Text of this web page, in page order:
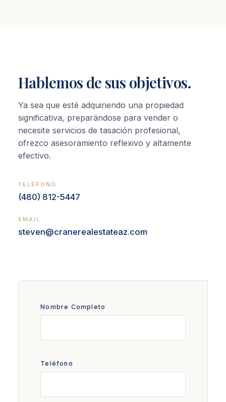
Hablemos de sus objetivos.
Ya sea que esté adquiriendo una propiedad
significativa, preparándose para vender o
necesite servicios de tasación profesional,
ofrezco asesoramiento reflexivo y altamente
efectivo.
TELÉFONO
(480) 812-5447
EMAIL
steven@cranerealestateaz.com
Nombre Completo
Teléfono